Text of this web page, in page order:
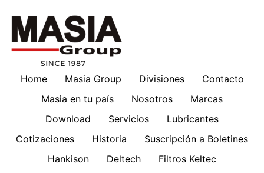
Home Masia Group Divisiones
Contacto
Masia en tu país
Nosotros
Marcas
Download
Servicios
Lubricantes
Cotizaciones
Historia
Suscripción a Boletines
Hankison
Deltech
Filtros Keltec